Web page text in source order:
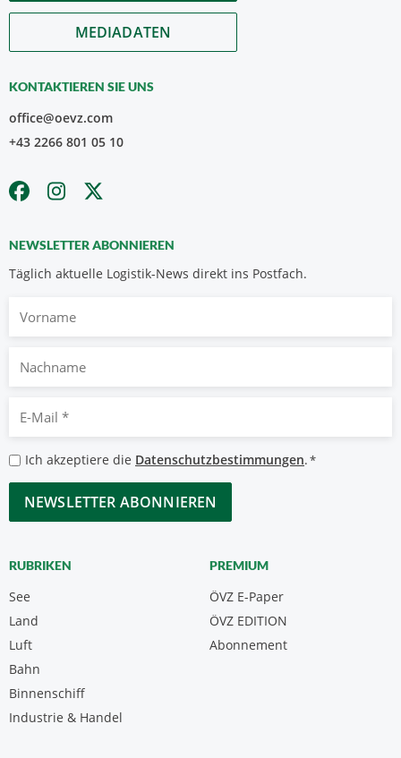
MEDIADATEN
KONTAKTIEREN SIE UNS
office@oevz.com
+43 2266 801 05 10
NEWSLETTER ABONNIEREN
Täglich aktuelle Logistik-News direkt ins Postfach.
Nachname
Mail
*
Datenschutzbestimmungen
*
Ich akzeptiere die Datenschutzbestimmungen.*
CAPTCHA
RUBRIKEN
See
Land
Luft
Bahn
Binnenschiff
Industrie & Handel
PREMIUM
ÖVZ E-Paper
Abonnement
ÖVZ EDITION